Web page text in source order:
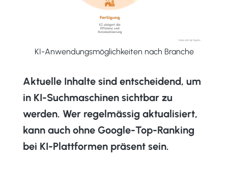
KI-Anwendungsmöglichkeiten nach Branche
Aktuelle Inhalte sind entscheidend, um
in KI-Suchmaschinen sichtbar zu
werden. Wer regelmässig aktualisiert,
kann auch ohne Google-Top-Ranking
bei KI-Plattformen präsent sein.